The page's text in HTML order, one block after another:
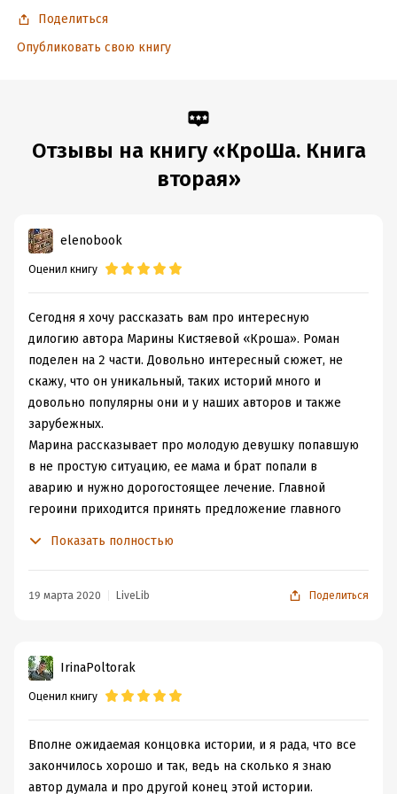
Поделиться
Опубликовать свою книгу
Отзывы на книгу «КроШа. Книга
вторая»
elenobook
Оценил книгу
Сегодня я хочу рассказать вам про интересную
дилогию автора Марины Кистяевой «Кроша». Роман
поделен на 2 части. Довольно интересный сюжет, не
скажу, что он уникальный, таких историй много и
довольно популярны они и у наших авторов и также
зарубежных.
Марина рассказывает про молодую девушку попавшую
в не простую ситуацию, ее мама и брат попали в
аварию и нужно дорогостоящее лечение. Главной
героини приходится принять предложение главного
очень хорошо, герои прописаны ярко, нет глобальных
любви, нет лишних лиц в этой книги. Также очень мне
понравилось, что автор рассказал нам историю
главного героя. Некоторые главы были написаны от
построить свое мнение о герое, а не только со слов
героини.
Вообще очень мало авторов которые дают нам такую
Показать полностью
19 марта 2020 LiveLib Поделиться
IrinaPoltorak
Оценил книгу
Вполне ожидаемая концовка истории, и я рада, что все
закончилось хорошо и так, ведь на сколько я знаю
автор думала и про другой конец этой истории.